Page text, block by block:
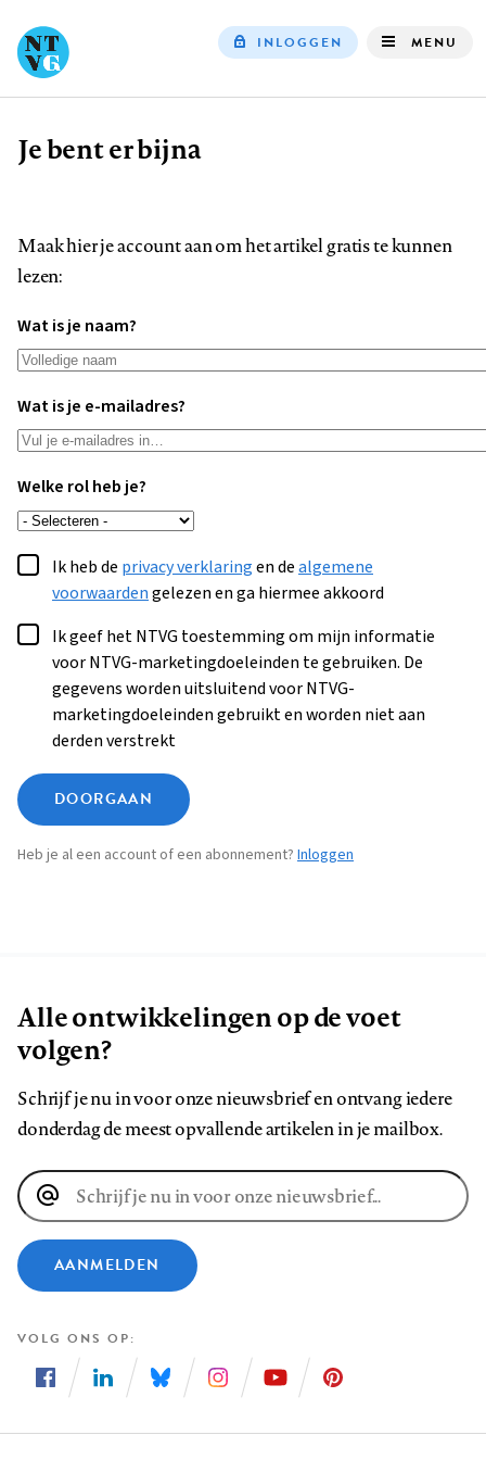
INLOGGEN MENU
Kruimelpad
Je bent er bijna
Maak hier je account aan om het artikel gratis te kunnen
lezen:
Wat is je naam?
Wat is je e-mailadres?
Welke rol heb je?
Ik heb de privacy verklaringen dealgemene
voorwaardengelezen en ga hiermee akkoord
Ik geef het NTVG toestemming om mijn informatie
voor NTVG-marketingdoeleinden te gebruiken. De
gegevens worden uitsluitend voor NTVG-
marketingdoeleinden gebruikt en worden niet aan
derden verstrekt
DOORGAAN
Heb je al een account of een abonnement? Inloggen
Alle ontwikkelingen op de voet
volgen?
Schrijf je nu in voor onze nieuwsbrief en ontvang iedere
donderdag de meest opvallende artikelen in je mailbox.
E-
mailadres
AANMELDEN
VOLG ONS OP
ons
ons
ons
ons
ons
ons